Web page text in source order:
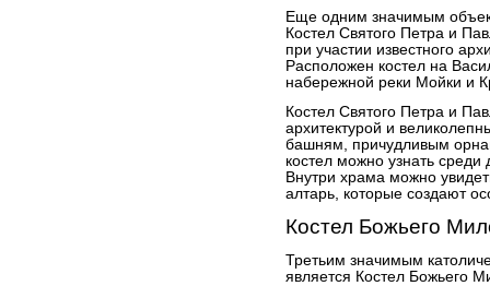
Еще одним значимым
Костел Святого Петра и
при участии известного
Расположен костел на
набережной реки Мойки и
Костел Святого Петра и
архитектурой и
башням, причудливым
костел можно узнать среди
Внутри храма можно
алтарь, которые создают
Костел Божьего
Третьим значимым
является Костел Божьего